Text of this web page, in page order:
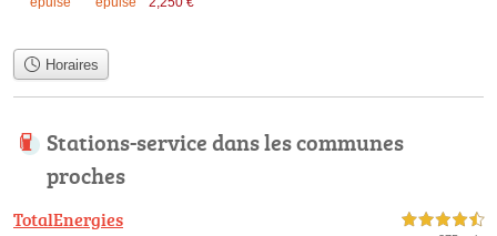
Horaires
Stations-service dans les communes
proches
TotalEnergies 4,5 étoiles sur 5